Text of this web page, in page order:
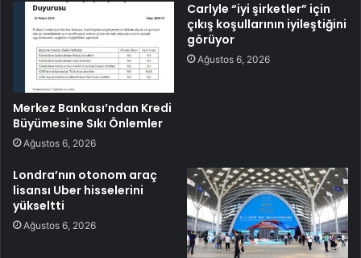
Merkez Bankası’ndan Kredi
Büyümesine Sıkı Önlemler
Ağustos 6, 2026
Carlyle “iyi şirketler” için
çıkış koşullarının iyileştiğini
görüyor
Ağustos 6, 2026
Londra’nın otonom araç
lisansı Uber hisselerini
yükseltti
Ağustos 6, 2026